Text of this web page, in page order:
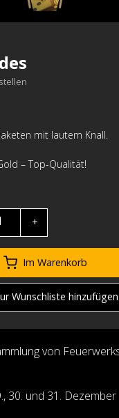
mit lautem Knall.
– Top-Qualität!
+
Im Warenkorb
Wunschliste hinzufügen
von
30. und 31. Dezember